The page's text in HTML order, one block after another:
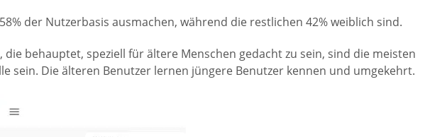
der Nutzerbasis ausmachen, während die restlichen 42% weiblich sind.
behauptet, speziell für ältere Menschen gedacht zu sein, sind die meisten
sein. Die älteren Benutzer lernen jüngere Benutzer kennen und umgekehrt.